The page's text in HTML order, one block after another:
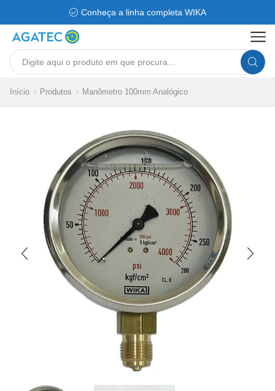
Conheça a linha completa WIKA
Search
Início Produtos Manômetro 100mm Analógico